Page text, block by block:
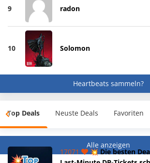
9 radon
10 Solomon
Heartbeats sammeln?
Top Deals Neuste Deals Favoriten
Alle anzeigen
17071
💥 Die besten